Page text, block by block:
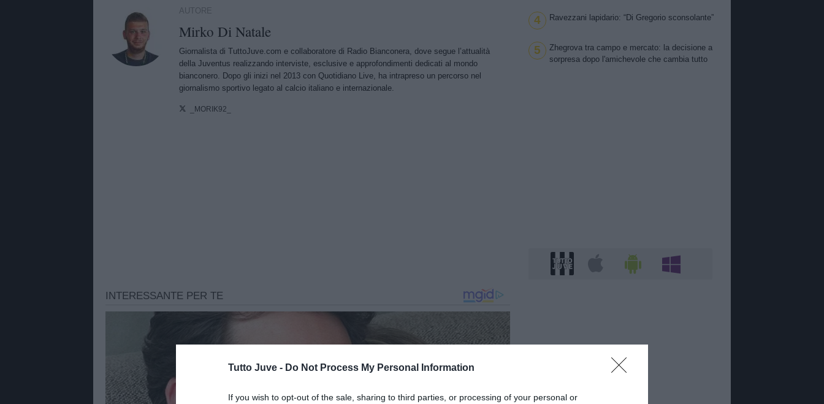
Tutto Juve - Do Not Process My Personal Information
If you wish to opt-out of the sale, sharing to third parties, or processing of your personal or
AUTORE
Mirko Di Natale
Giornalista di TuttoJuve.com e collaboratore di Radio Bianconera, dove segue l’attualità
della Juventus realizzando interviste, esclusive e approfondimenti dedicati al mondo
bianconero. Dopo gli inizi nel 2013 con Quotidiano Live, ha intrapreso un percorso nel
giornalismo sportivo legato al calcio italiano e internazionale.
_MORIK92_
4 Ravezzani lapidario: “Di Gregorio sconsolante”
5
Zhegrova tra campo e mercato: la decisione a
sorpresa dopo l'amichevole che cambia tutto